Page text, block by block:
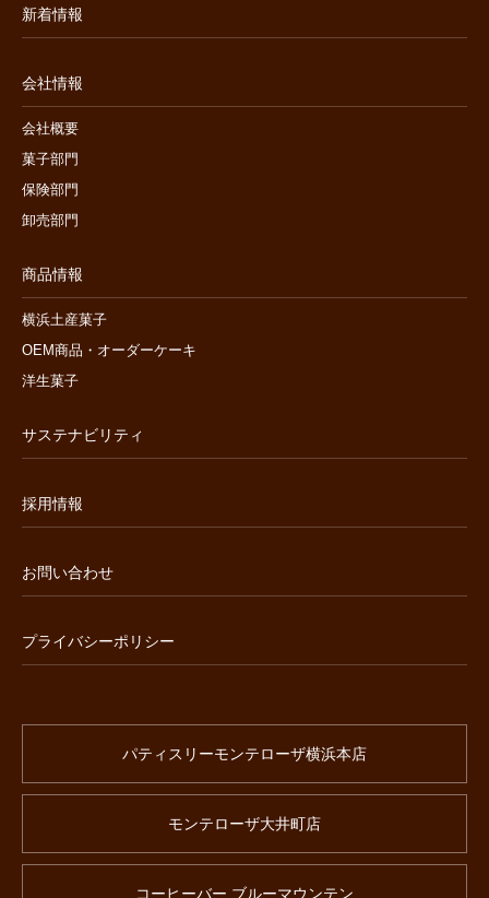
新着情報
会社情報
会社概要
菓子部門
保険部門
卸売部門
商品情報
横浜土産菓子
OEM商品・オーダーケーキ
洋生菓子
サステナビリティ
採用情報
お問い合わせ
プライバシーポリシー
パティスリーモンテローザ横浜本店
モンテローザ大井町店
コーヒーバー ブルーマウンテン